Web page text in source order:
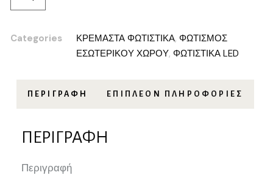
Categories ΚΡΕΜΑΣΤΑ ΦΩΤΙΣΤΙΚΑ, ΦΩΤΙΣΜΟΣ
ΕΣΩΤΕΡΙΚΟΥ ΧΩΡΟΥ, ΦΩΤΙΣΤΙΚΑ LED
ΠΕΡΙΓΡΑΦΉ ΕΠΙΠΛΈΟΝ ΠΛΗΡΟΦΟΡΊΕΣ
ΠΕΡΙΓΡΑΦΉ
Περιγραφή